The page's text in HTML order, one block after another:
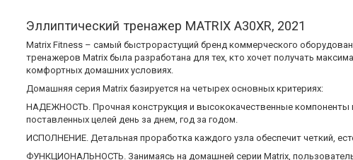
Эллиптический тренажер MATRIX A30XR, 2021
Matrix Fitness – самый быстрорастущий бренд коммерческого
тренажеров Matrix была разработана для тех, кто хочет получать
комфортных домашних условиях.
Домашняя серия Matrix базируется на четырех основных критериях:
НАДЕЖНОСТЬ. Прочная конструкция и высококачественные компоненты
поставленных целей день за днем, год за годом.
ИСПОЛНЕНИЕ. Детальная проработка каждого узла обеспечит четкий,
ФУНКЦИОНАЛЬНОСТЬ. Занимаясь на домашней серии Matrix,